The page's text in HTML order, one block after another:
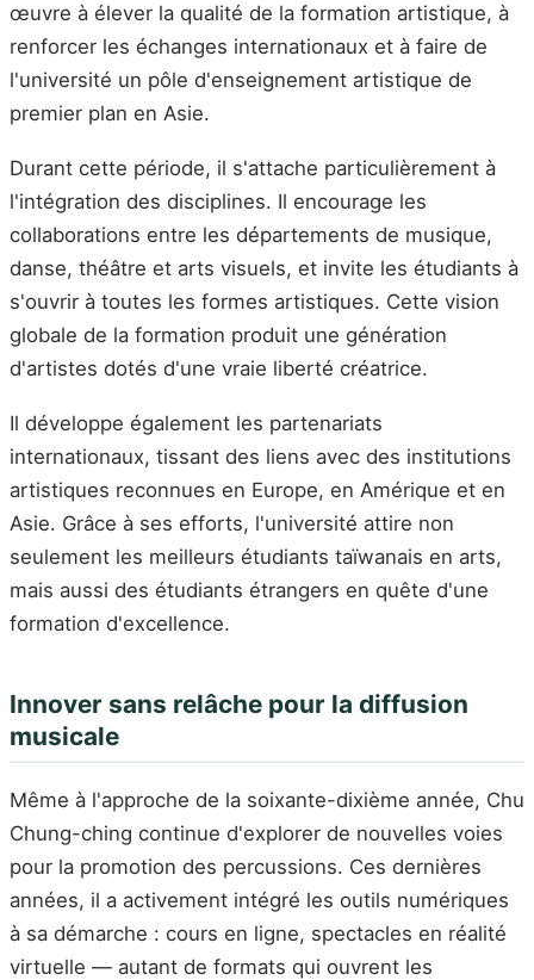
œuvre à élever la qualité de la formation artistique, à
renforcer les échanges internationaux et à faire de
l'université un pôle d'enseignement artistique de
premier plan en Asie.
Durant cette période, il s'attache particulièrement à
l'intégration des disciplines. Il encourage les
collaborations entre les départements de musique,
danse, théâtre et arts visuels, et invite les étudiants à
s'ouvrir à toutes les formes artistiques. Cette vision
globale de la formation produit une génération
d'artistes dotés d'une vraie liberté créatrice.
Il développe également les partenariats
internationaux, tissant des liens avec des institutions
artistiques reconnues en Europe, en Amérique et en
Asie. Grâce à ses efforts, l'université attire non
seulement les meilleurs étudiants taïwanais en arts,
mais aussi des étudiants étrangers en quête d'une
formation d'excellence.
Innover sans relâche pour la diffusion
musicale
Même à l'approche de la soixante-dixième année, Chu
Chung-ching continue d'explorer de nouvelles voies
pour la promotion des percussions. Ces dernières
années, il a activement intégré les outils numériques
à sa démarche : cours en ligne, spectacles en réalité
virtuelle — autant de formats qui ouvrent les